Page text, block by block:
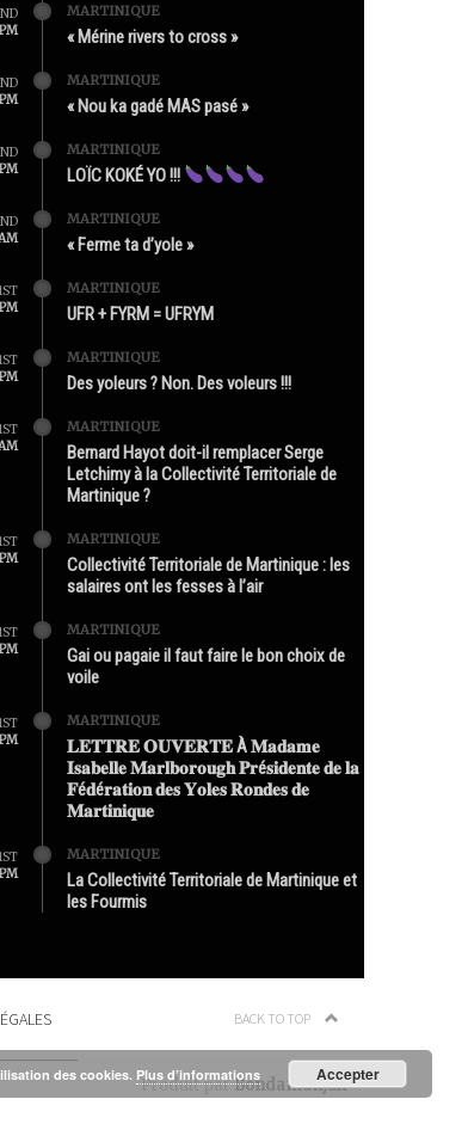
MARTINIQUE
« Mérine rivers to cross »
MARTINIQUE
« Nou ka gadé MAS pasé »
MARTINIQUE
LOÏC KOKÉ YO !!!
MARTINIQUE
« Ferme ta d’yole »
MARTINIQUE
UFR + FYRM = UFRYM
MARTINIQUE
Des yoleurs ? Non. Des voleurs !!!
MARTINIQUE
Bernard Hayot doit-il remplacer Serge
Letchimy à la Collectivité Territoriale de
Martinique ?
MARTINIQUE
Collectivité Territoriale de Martinique : les
salaires ont les fesses à l’air
MARTINIQUE
Gai ou pagaie il faut faire le bon choix de
voile
MARTINIQUE
𝐋𝐄𝐓𝐓𝐑𝐄 𝐎𝐔𝐕𝐄𝐑𝐓𝐄 À 𝐌𝐚𝐝𝐚𝐦𝐞
𝐈𝐬𝐚𝐛𝐞𝐥𝐥𝐞 𝐌𝐚𝐫𝐥𝐛𝐨𝐫𝐨𝐮𝐠𝐡 𝐏𝐫é𝐬𝐢𝐝𝐞𝐧𝐭𝐞 𝐝𝐞 𝐥𝐚
𝐅é𝐝é𝐫𝐚𝐭𝐢𝐨𝐧 𝐝𝐞𝐬 𝐘𝐨𝐥𝐞𝐬 𝐑𝐨𝐧𝐝𝐞𝐬 𝐝𝐞
𝐌𝐚𝐫𝐭𝐢𝐧𝐢𝐪𝐮𝐞
MARTINIQUE
La Collectivité Territoriale de Martinique et
les Fourmis
BACK TO TOP
Produit parBondamanjak
des cookies. Plus d’informations Accepter